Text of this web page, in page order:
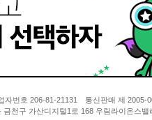
번호 206-81-21131 통신판매 제
금천구 가산디지털1로 168 우림라이온